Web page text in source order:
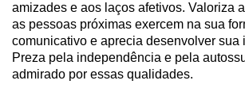
amizades e aos laços afetivos. Valoriza
as pessoas próximas exercem na sua
comunicativo e aprecia desenvolver sua
Preza pela independência e pela
admirado por essas qualidades.